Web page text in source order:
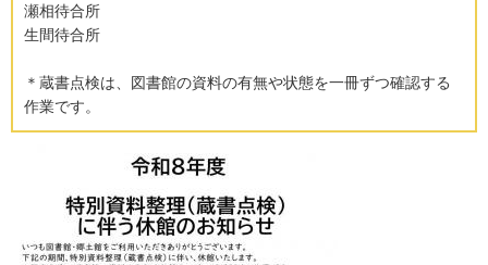
瀬相待合所
生間待合所
＊蔵書点検は、図書館の資料の有無や状態を一冊ずつ確認する
作業です。